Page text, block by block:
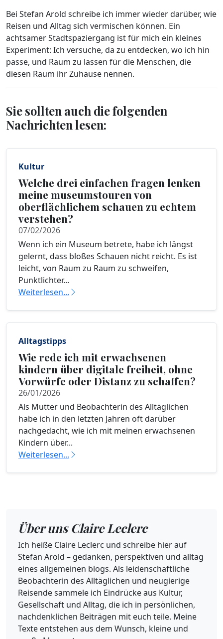
Bei Stefan Arold schreibe ich immer wieder darüber, wie
Reisen und Alltag sich vermischen können. Ein
achtsamer Stadtspaziergang ist für mich ein kleines
Experiment: Ich versuche, da zu entdecken, wo ich hin
passe, und Raum zu lassen für die Menschen, die
diesen Raum ihr Zuhause nennen.
Sie sollten auch die folgenden
Nachrichten lesen:
Kultur
Welche drei einfachen fragen lenken
meine museumstouren von
oberflächlichem schauen zu echtem
verstehen?
07/02/2026
Wenn ich ein Museum betrete, habe ich längst
gelernt, dass bloßes Schauen nicht reicht. Es ist
leicht, von Raum zu Raum zu schweifen,
Punktlichter...
Weiterlesen...
Alltagstipps
Wie rede ich mit erwachsenen
kindern über digitale freiheit, ohne
Vorwürfe oder Distanz zu schaffen?
26/01/2026
Als Mutter und Beobachterin des Alltäglichen
habe ich in den letzten Jahren oft darüber
nachgedacht, wie ich mit meinen erwachsenen
Kindern über...
Weiterlesen...
Über uns Claire Leclerc
Ich heiße Claire Leclerc und schreibe hier auf
Stefan Arold – gedanken, perspektiven und alltag
eines allgemeinen blogs. Als leidenschaftliche
Beobachterin des Alltäglichen und neugierige
Reisende sammele ich Eindrücke aus Kultur,
Gesellschaft und Alltag, die ich in persönlichen,
nachdenklichen Beiträgen mit euch teile. Meine
Texte entstehen aus dem Wunsch, kleine und